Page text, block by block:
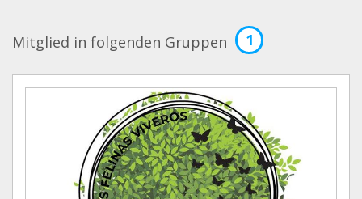
Mitglied in folgenden Gruppen 1